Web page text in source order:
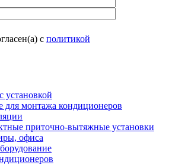
с политикой
установкой
монтажа кондиционеров
приточно-вытяжные установки
офиса